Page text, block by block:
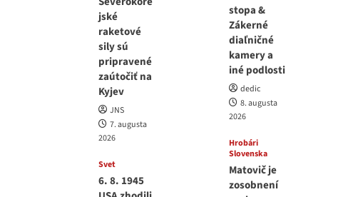
jské
raketové
sily sú
pripravené
zaútočiť na
Kyjev
JNS
7. augusta
2026
Svet
6. 8. 1945
stopa &
Zákerné
diaľničné
kamery a
iné podlosti
dedic
8. augusta
2026
Hrobári
Slovenska
Matovič je
zosobnení